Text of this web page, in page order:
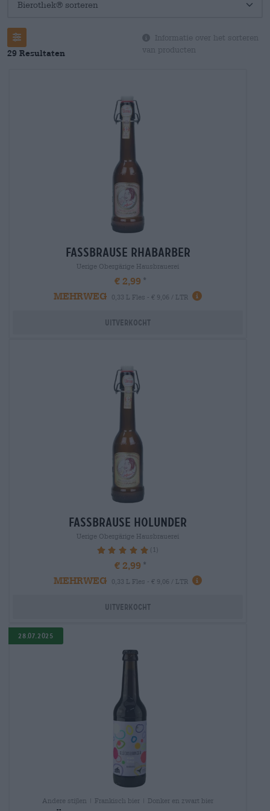
Filter
29 Resultaten
Informatie over het sorteren
van producten
fassbrause rhabarber
Uerige Obergärige Hausbrauerei
€ 2,99
MEHRWEG
0,33 L Fles - € 9,06 / LTR
Uitverkocht
fassbrause holunder
Uerige Obergärige Hausbrauerei
100% (1)
€ 2,99
MEHRWEG
0,33 L Fles - € 9,06 / LTR
Uitverkocht
28.07.2025
Andere stijlen | Frankisch bier | Donker en zwart bier